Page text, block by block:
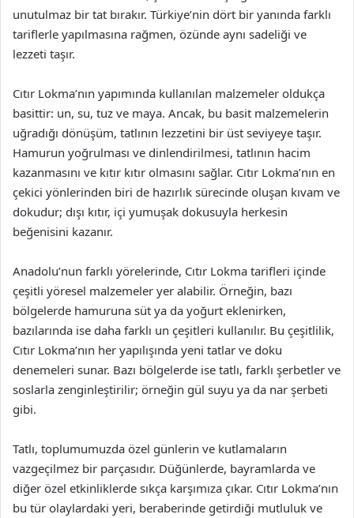
unutulmaz bir tat bırakır. Türkiye’nin dört bir yanında farklı
tariflerle yapılmasına rağmen, özünde aynı sadeliği ve
lezzeti taşır.
Cıtır Lokma’nın yapımında kullanılan malzemeler oldukça
basittir: un, su, tuz ve maya. Ancak, bu basit malzemelerin
uğradığı dönüşüm, tatlının lezzetini bir üst seviyeye taşır.
Hamurun yoğrulması ve dinlendirilmesi, tatlının hacim
kazanmasını ve kıtır kıtır olmasını sağlar. Cıtır Lokma’nın en
çekici yönlerinden biri de hazırlık sürecinde oluşan kıvam ve
dokudur; dışı kıtır, içi yumuşak dokusuyla herkesin
beğenisini kazanır.
Anadolu’nun farklı yörelerinde, Cıtır Lokma tarifleri içinde
çeşitli yöresel malzemeler yer alabilir. Örneğin, bazı
bölgelerde hamuruna süt ya da yoğurt eklenirken,
bazılarında ise daha farklı un çeşitleri kullanılır. Bu çeşitlilik,
Cıtır Lokma’nın her yapılışında yeni tatlar ve doku
denemeleri sunar. Bazı bölgelerde ise tatlı, farklı şerbetler ve
soslarla zenginleştirilir; örneğin gül suyu ya da nar şerbeti
gibi.
Tatlı, toplumumuzda özel günlerin ve kutlamaların
vazgeçilmez bir parçasıdır. Düğünlerde, bayramlarda ve
diğer özel etkinliklerde sıkça karşımıza çıkar. Cıtır Lokma’nın
bu tür olaylardaki yeri, beraberinde getirdiği mutluluk ve